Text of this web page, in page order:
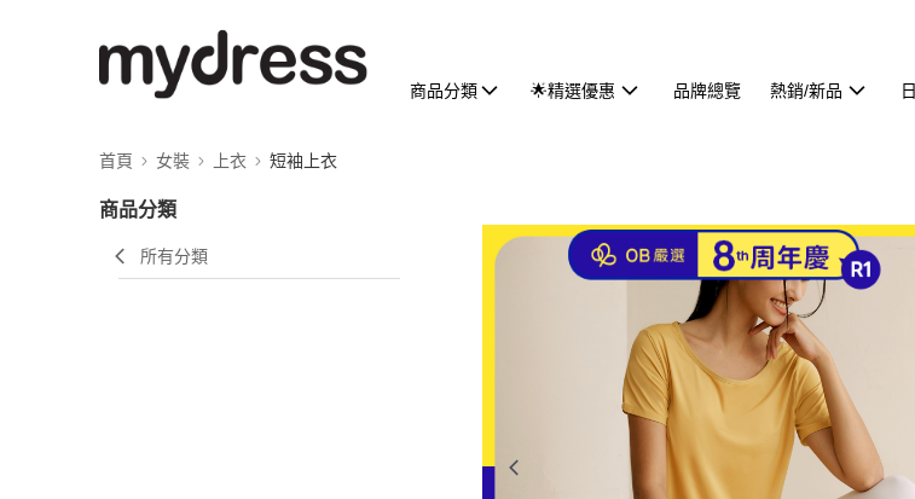
商品分類 🌟精選優惠 品牌總覽 熱銷/新品
首頁 女裝 上衣 短袖上衣
商品分類
所有分類